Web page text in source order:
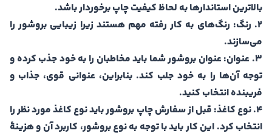
بالاترین استاندارها به لحاظ کیفیت چاپ برخوردار باشد.
2. رنگ: رنگ‌های به کار رفته مهم هستند زیرا زیبایی بروشور را
می‌سازند.
3. عنوان: عنوان بروشور شما باید مخاطبان را به خود جذب کرده و
توجه آن‌ها را به خود جلب کند. بنابراین، عنوانی قوی، جذاب و
فریبنده انتخاب کنید.
4. نوع کاغذ: قبل از سفارش چاپ بروشور باید نوع کاغذ مورد نظر را
انتخاب کرد. این کار باید با توجه به نوع بروشور، کاربرد آن و هزینۀ